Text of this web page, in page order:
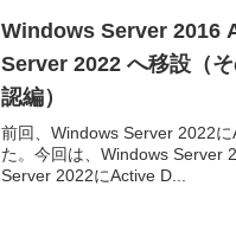
Windows Server 2016
Server 2022 へ移設（
認編）
前回、Windows Server 2022
た。今回は、Windows Server
Server 2022にActive D...